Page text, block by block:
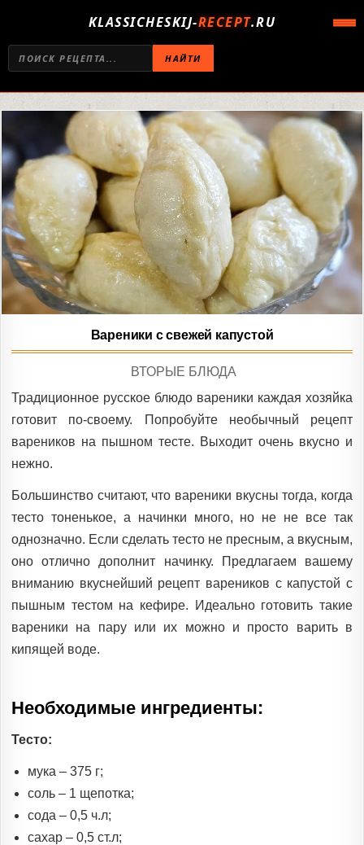
KLASSICHESKIJ-RECEPT.RU
НАЙТИ
Вареники с свежей капустой
POSTED
ВТОРЫЕ БЛЮДА
Традиционное русское блюдо вареники каждая хозяйка
готовит по-своему. Попробуйте необычный рецепт
вареников на пышном тесте. Выходит очень вкусно и
нежно.
Большинство считают, что вареники вкусны тогда, когда
тесто тоненькое, а начинки много, но не не все так
однозначно. Если сделать тесто не пресным, а вкусным,
оно отлично дополнит начинку. Предлагаем вашему
вниманию вкуснейший рецепт вареников с капустой с
пышным тестом на кефире. Идеально готовить такие
вареники на пару или их можно и просто варить в
кипящей воде.
Необходимые ингредиенты:
Тесто:
мука – 375 г;
соль – 1 щепотка;
сода – 0,5 ч.л;
сахар – 0,5 ст.л;